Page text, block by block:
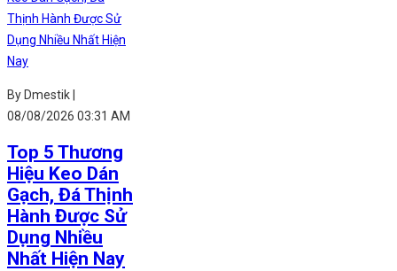
By Dmestik |
08/08/2026 03:31 AM
Top 5 Thương
Hiệu Keo Dán
Gạch, Đá Thịnh
Hành Được Sử
Dụng Nhiều
Nhất Hiện Nay